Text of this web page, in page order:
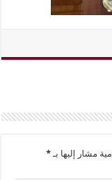
مشار إليها بـ*